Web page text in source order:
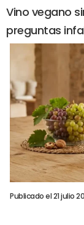
Vino vegano
preguntas
Publicado el 21 julio